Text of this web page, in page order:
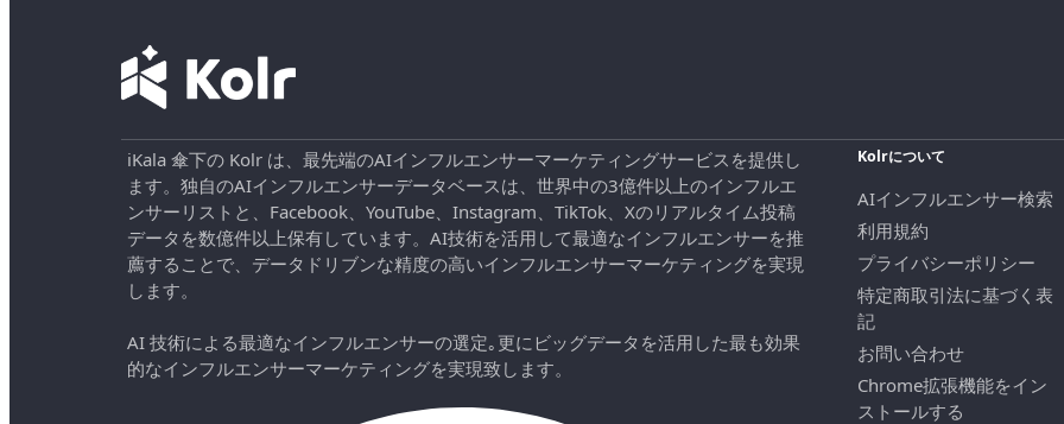
iKala 傘下の Kolr は、最先端のAIインフルエンサーマーケティングサービスを提供し
ます。独自のAIインフルエンサーデータベースは、世界中の3億件以上のインフルエ
ンサーリストと、Facebook、YouTube、Instagram、TikTok、Xのリアルタイム投稿
データを数億件以上保有しています。AI技術を活用して最適なインフルエンサーを推
薦することで、データドリブンな精度の高いインフルエンサーマーケティングを実現
します。
AI 技術による最適なインフルエンサーの選定｡更にビッグデータを活用した最も効果
的なインフルエンサーマーケティングを実現致します。
Kolrについて
AIインフルエンサー検索
利用規約
プライバシーポリシー
特定商取引法に基づく表
記
お問い合わせ
Chrome拡張機能をイン
ストールする